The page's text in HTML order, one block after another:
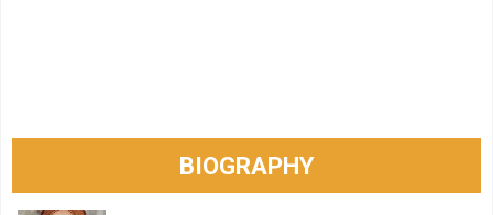
BIOGRAPHY